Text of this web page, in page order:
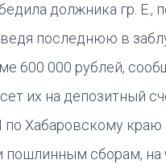
должника гр. Е.,
последнюю в
600 000 рублей,
их на депозитный
Хабаровскому краю
сборам, на